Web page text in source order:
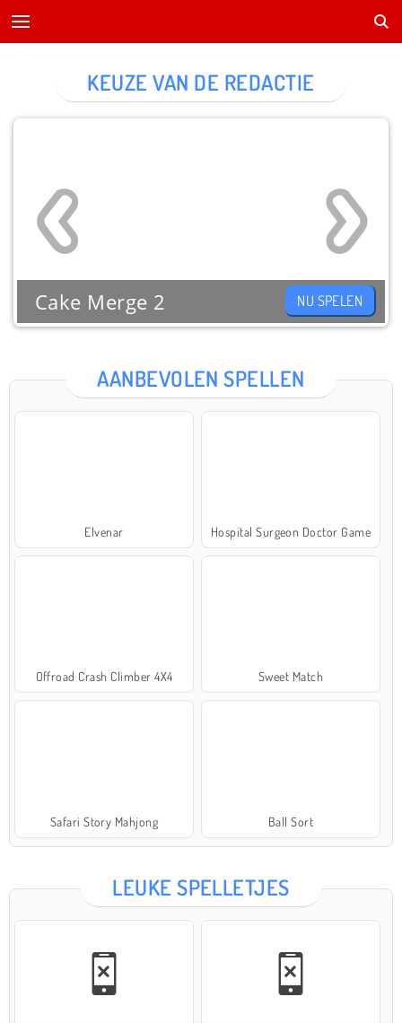
AANBEVOLEN SPELLEN
Elvenar Hospital Surgeon Doctor Game
Offroad Crash Climber 4X4 Sweet Match
Safari Story Mahjong Ball Sort
KEUZE VAN DE REDACTIE
Cake Merge 2 NU SPELEN
LEUKE SPELLETJES